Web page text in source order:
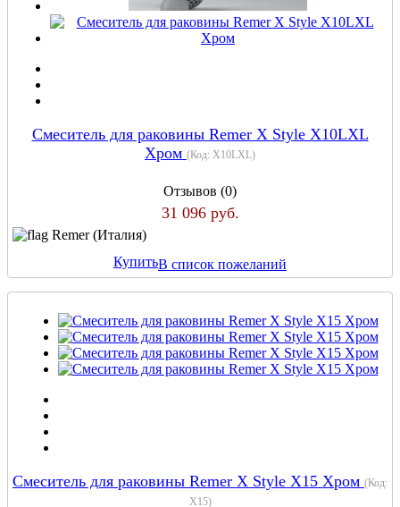
Cмеситель для раковины Remer X Style X10LXL
Хром (Код: X10LXL)
Отзывов (0)
31 096 руб.
Remer (Италия)
КупитьВ список пожеланий
Cмеситель для раковины Remer X Style X15 Хром (Код:
X15)